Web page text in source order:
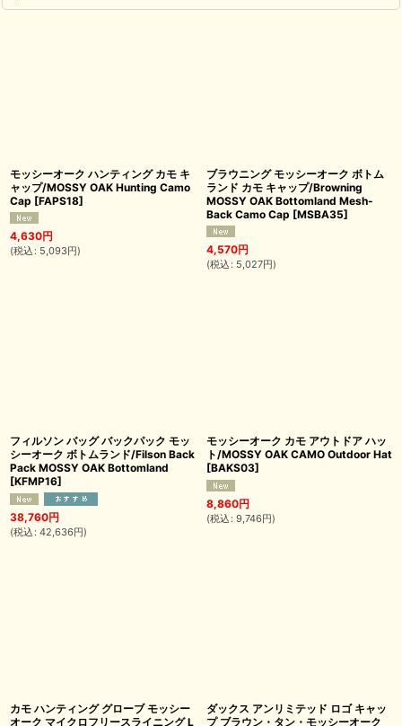
モッシーオーク ハンティング カモ キ
ャップ/MOSSY OAK Hunting Camo
Cap [FAPS18]
4,630円
(税込 : 5,093円)
ブラウニング モッシーオーク ボトム
ランド カモ キャップ/Browning
MOSSY OAK Bottomland Mesh-
Back Camo Cap [MSBA35]
4,570円
(税込 : 5,027円)
フィルソン バッグ バックパック モッ
シーオーク ボトムランド/Filson Back
Pack MOSSY OAK Bottomland
[KFMP16]
38,760円
(税込 : 42,636円)
モッシーオーク カモ アウトドア ハッ
ト/MOSSY OAK CAMO Outdoor Hat
[BAKS03]
8,860円
(税込 : 9,746円)
カモ ハンティング グローブ モッシー
オーク マイクロフリースライニング L
ダックス アンリミテッド ロゴ キャッ
プ ブラウン・タン・モッシーオーク